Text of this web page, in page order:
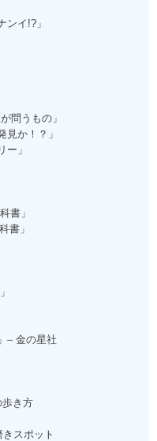
ンイ!?」
問うもの」
か！？」
ー」
書」
書」
– 金の星社
き方
スポット